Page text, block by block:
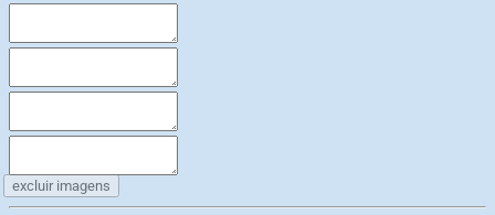
excluir imagens